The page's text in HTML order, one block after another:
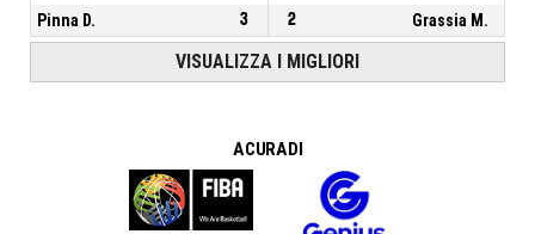
Pinna D.
3 2 Grassia M.
VISUALIZZA I MIGLIORI
A CURA DI